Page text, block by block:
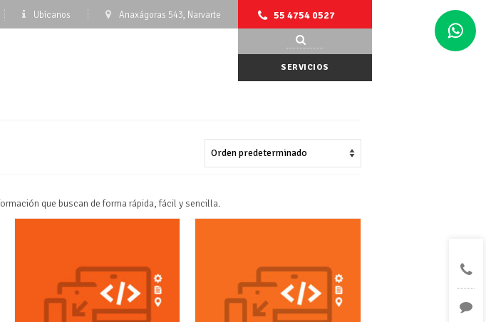
55 4754 0527
Anaxágoras 543, Narvarte
Ubícanos
Buscar
por:
SERVICIOS
que buscan de forma rápida, fácil y sencilla.